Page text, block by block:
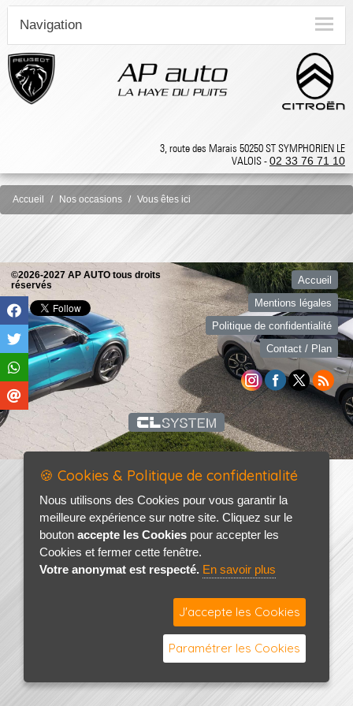
Navigation
3, route des Marais 50250 ST SYMPHORIEN LE
VALOIS -02 33 76 71 10
Accueil Nos occasions Vous êtes ici
©2026-2027 AP AUTO tous droits
réservés
Accueil
Mentions légales
Politique de confidentialité
Contact / Plan
🍪 Cookies & Politique de confidentialité
Nous utilisons des Cookies pour vous garantir la
meilleure expérience sur notre site. Cliquez sur le
bouton accepte les Cookies pour accepter les
Cookies et fermer cette fenêtre.
Votre anonymat est respecté. En savoir plus
J'accepte les Cookies
Paramétrer les Cookies